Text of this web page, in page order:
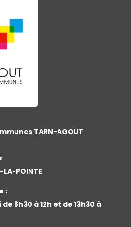
TARN-AGOUT
LA-POINTE
:
8h30 à 12h et de 13h30 à